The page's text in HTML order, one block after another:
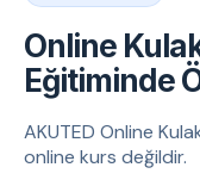
Online
Eğitiminde
AKUTED Online
online kurs değildir.